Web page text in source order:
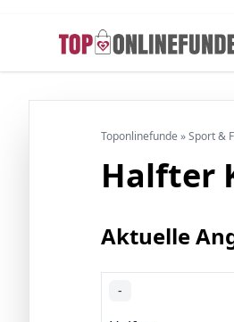
Toponlinefunde »Sport &
Halfter
Aktuelle
-